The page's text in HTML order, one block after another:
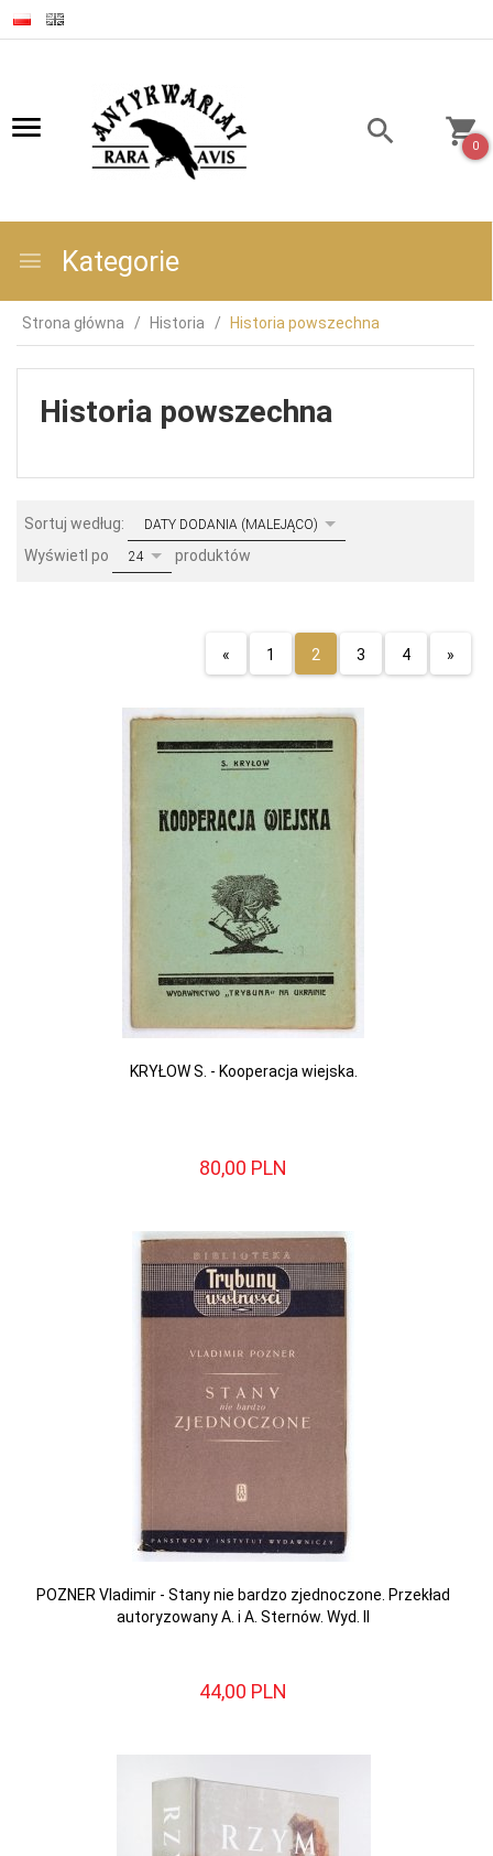
0
Kategorie
Strona główna Historia Historia powszechna
Historia powszechna
Sortuj według: sortDATY DODANIA (MALEJĄCO)
Wyświetl po pop24 produktów
« 1 2 3 4 »
KRYŁOW S. - Kooperacja wiejska.
80,00 PLN
POZNER Vladimir - Stany nie bardzo zjednoczone. Przekład
autoryzowany A. i A. Sternów. Wyd. II
44,00 PLN